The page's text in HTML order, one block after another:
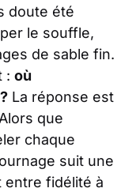
doute été
le souffle,
de sable fin.
: où
La réponse est
que
chaque
suit une
entre fidélité à